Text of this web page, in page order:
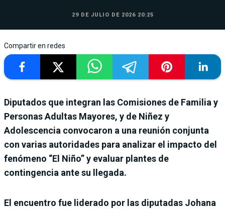
29 DE JULIO DE 2026 20:25
Compartir en redes
Diputados que integran las Comisiones de Familia y
Personas Adultas Mayores, y de Niñez y
Adolescencia convocaron a una reunión conjunta
con varias autoridades para analizar el impacto del
fenómeno “El Niño” y evaluar plantes de
contingencia ante su llegada.
El encuentro fue liderado por las diputadas Johana